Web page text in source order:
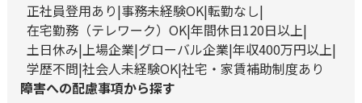
正社員登用あり 事務未経験OK 転勤なし
在宅勤務（テレワーク）OK 年間休日120日以上
土日休み 上場企業 グローバル企業 年収400万円以上
学歴不問 社会人未経験OK 社宅・家賃補助制度あり
障害への配慮事項から探す